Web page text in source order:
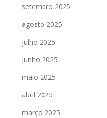
setembro 2025
agosto 2025
julho 2025
junho 2025
maio 2025
abril 2025
março 2025